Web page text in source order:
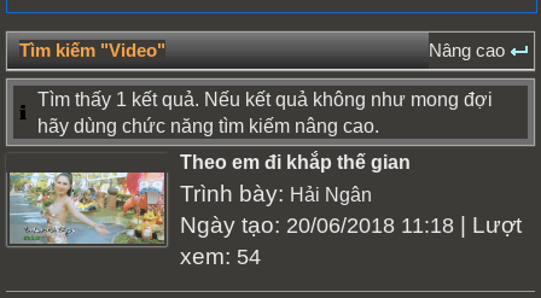
Tìm kiếm "Video" Nâng cao
Tìm thấy 1 kết quả. Nếu kết quả không như mong đợi
hãy dùng chức năng tìm kiếm nâng cao.
Theo em đi khắp thế gian
Trình bày: Hải Ngân
Ngày tạo: 20/06/2018 11:18 | Lượt
xem: 54